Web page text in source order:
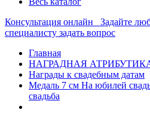
Консультация онлайн
Задайте
специалисту задать вопрос
Главная
НАГРАДНАЯ
Награды к свадебным датам
Медаль 7 см На юбилей
свадьба